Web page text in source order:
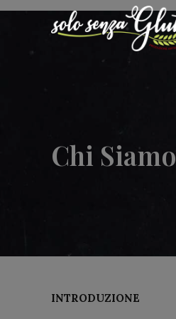
Chi Siamo
INTRODUZIONE